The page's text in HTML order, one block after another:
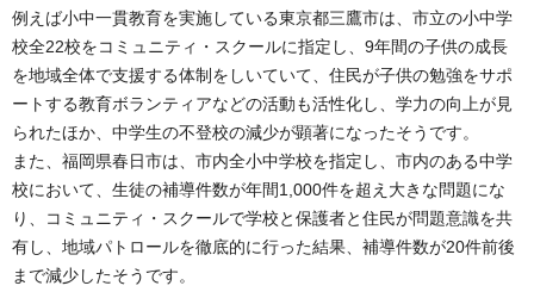
例えば小中一貫教育を実施している東京都三鷹市は、市立の小中学
校全22校をコミュニティ・スクールに指定し、9年間の子供の成長
を地域全体で支援する体制をしいていて、住民が子供の勉強をサポ
ートする教育ボランティアなどの活動も活性化し、学力の向上が見
られたほか、中学生の不登校の減少が顕著になったそうです。
また、福岡県春日市は、市内全小中学校を指定し、市内のある中学
校において、生徒の補導件数が年間1,000件を超え大きな問題にな
り、コミュニティ・スクールで学校と保護者と住民が問題意識を共
有し、地域パトロールを徹底的に行った結果、補導件数が20件前後
まで減少したそうです。